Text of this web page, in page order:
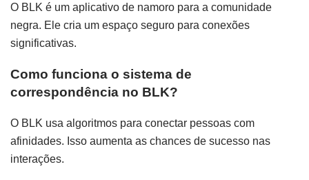
O BLK é um aplicativo de namoro para a comunidade
negra. Ele cria um espaço seguro para conexões
significativas.
Como funciona o sistema de
correspondência no BLK?
O BLK usa algoritmos para conectar pessoas com
afinidades. Isso aumenta as chances de sucesso nas
interações.